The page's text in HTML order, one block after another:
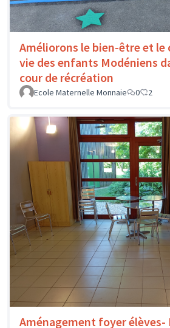
Améliorons le bien-être et le
vie des enfants Modéniens
cour de récréation
Ecole Maternelle Monnaie 0 2
Aménagement foyer élèves-